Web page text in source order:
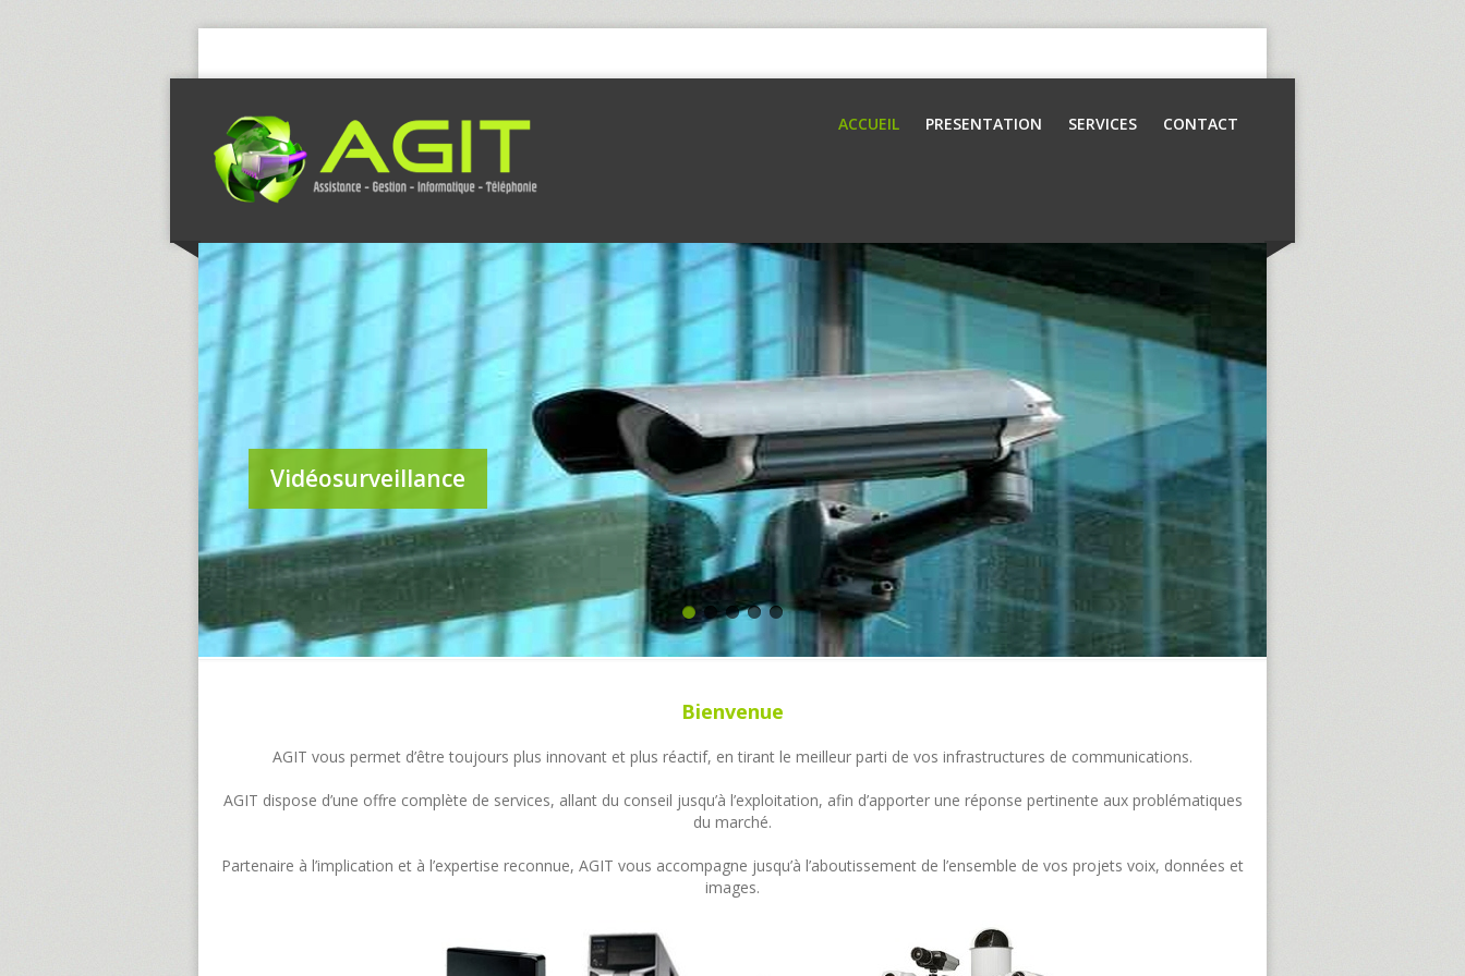
ACCUEIL PRESENTATION SERVICES CONTACT
Vidéosurveillance
Bienvenue
AGIT vous permet d’être toujours plus innovant et plus réactif, en tirant le meilleur parti de vos infrastructures de communications.
AGIT dispose d’une offre complète de services, allant du conseil jusqu’à l’exploitation, afin d’apporter une réponse pertinente aux problématiques
du marché.
Partenaire à l’implication et à l’expertise reconnue, AGIT vous accompagne jusqu’à l’aboutissement de l’ensemble de vos projets voix, données et
images.